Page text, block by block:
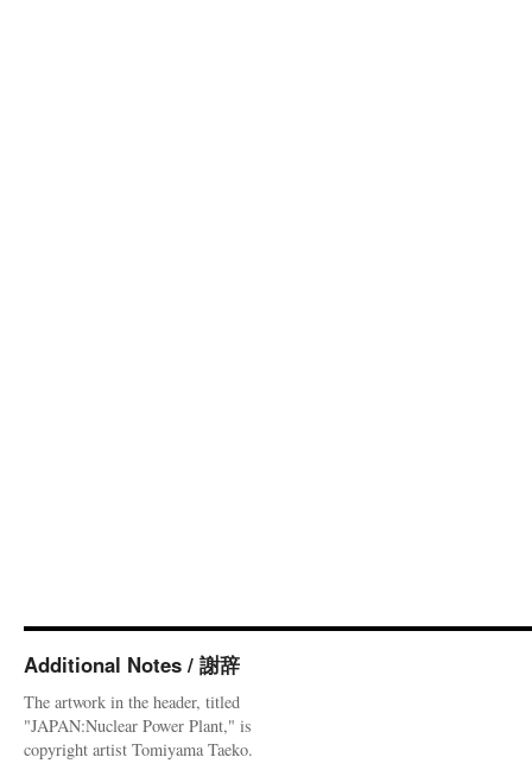
Additional Notes / 謝辞
The artwork in the header, titled
"JAPAN:Nuclear Power Plant," is
copyright artist Tomiyama Taeko.